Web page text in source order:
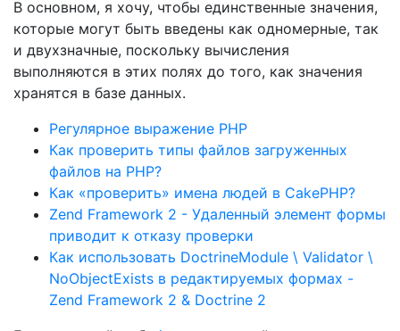
В основном, я хочу, чтобы единственные значения,
которые могут быть введены как одномерные, так
и двухзначные, поскольку вычисления
выполняются в этих полях до того, как значения
хранятся в базе данных.
Регулярное выражение PHP
Как проверить типы файлов загруженных
файлов на PHP?
Как «проверить» имена людей в CakePHP?
Zend Framework 2 - Удаленный элемент формы
приводит к отказу проверки
Как использовать DoctrineModule \ Validator \
NoObjectExists в редактируемых формах -
Zend Framework 2 & Doctrine 2